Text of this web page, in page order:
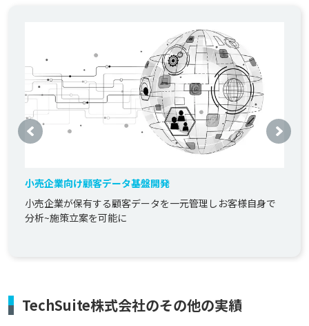
小売企業向け顧客データ基盤開発
小売企業が保有する顧客データを一元管理しお客様自身で
分析~施策立案を可能に
TechSuite株式会社のその他の実績